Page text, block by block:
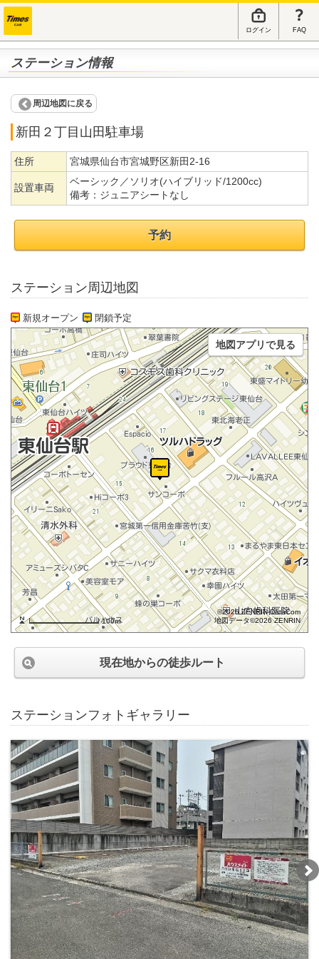
ログイン FAQ
ステーション情報
周辺地図に戻る
新田２丁目山田駐車場
住所 宮城県仙台市宮城野区新田2-16
設置車両
ベーシック／ソリオ(ハイブリッド/1200cc)
備考： ジュニアシートなし
予約
ステーション周辺地図
新規オープン 閉鎖予定
100m
©2026 ZENRIN DataCom
地図データ©2026 ZENRIN
地図アプリで見る
現在地からの徒歩ルート
ステーションフォトギャラリー